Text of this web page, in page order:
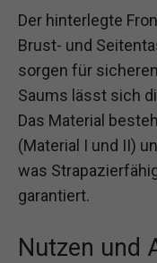
Der hinterlegte
Brust- und
sorgen für
Saums lässt sich
Das Material
(Material I und II)
was
garantiert.
Nutzen und